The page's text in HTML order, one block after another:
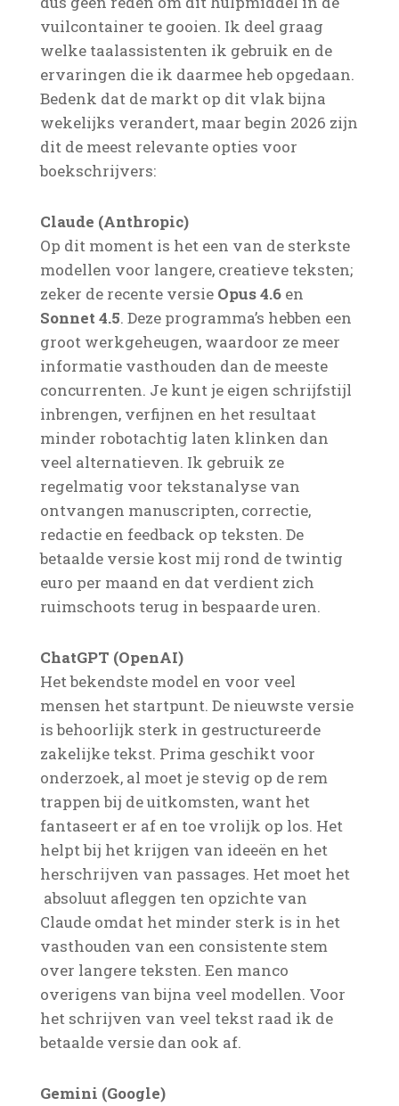
vuilcontainer te gooien. Ik deel graag
welke taalassistenten ik gebruik en de
ervaringen die ik daarmee heb opgedaan.
Bedenk dat de markt op dit vlak bijna
wekelijks verandert, maar begin 2026 zijn
dit de meest relevante opties voor
boekschrijvers:
Claude (Anthropic)
Op dit moment is het een van de sterkste
modellen voor langere, creatieve teksten;
zeker de recente versie Opus 4.6en
Sonnet 4.5. Deze programma’s hebben een
groot werkgeheugen, waardoor ze meer
informatie vasthouden dan de meeste
concurrenten. Je kunt je eigen schrijfstijl
inbrengen, verfijnen en het resultaat
minder robotachtig laten klinken dan
veel alternatieven. Ik gebruik ze
regelmatig voor tekstanalyse van
ontvangen manuscripten, correctie,
redactie en feedback op teksten. De
betaalde versie kost mij rond de twintig
euro per maand en dat verdient zich
ruimschoots terug in bespaarde uren.
ChatGPT (OpenAI)
Het bekendste model en voor veel
mensen het startpunt. De nieuwste versie
is behoorlijk sterk in gestructureerde
zakelijke tekst. Prima geschikt voor
onderzoek, al moet je stevig op de rem
trappen bij de uitkomsten, want het
fantaseert er af en toe vrolijk op los. Het
helpt bij het krijgen van ideeën en het
herschrijven van passages. Het moet het
absoluut afleggen ten opzichte van
Claude omdat het minder sterk is in het
vasthouden van een consistente stem
over langere teksten. Een manco
overigens van bijna veel modellen. Voor
het schrijven van veel tekst raad ik de
betaalde versie dan ook af.
Gemini (Google)